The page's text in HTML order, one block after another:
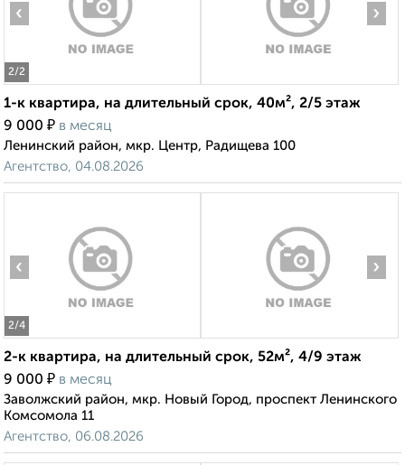
2/2
‹ ›
1-к квартира, на длительный срок, 40м², 2/5 этаж
9 000 ₽ в месяц
Ленинский район, мкр. Центр, Радищева 100
Агентство, 04.08.2026
2/4
‹ ›
2-к квартира, на длительный срок, 52м², 4/9 этаж
9 000 ₽ в месяц
Заволжский район, мкр. Новый Город, проспект Ленинского
Комсомола 11
Агентство, 06.08.2026